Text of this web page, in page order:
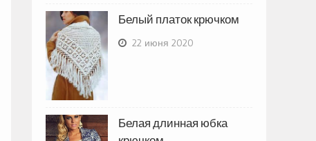
Белый платок крючком
22 июня 2020
Белая длинная юбка